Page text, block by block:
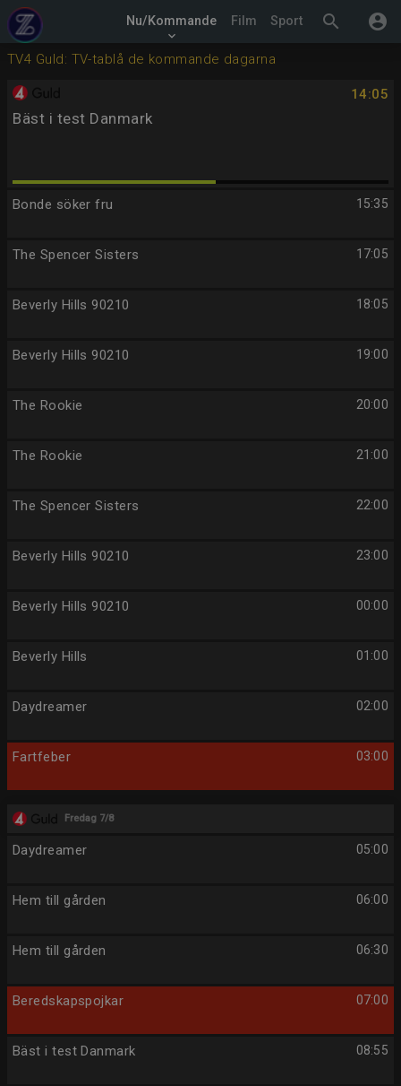
search account_circle
Nu/Kommande
keyboard_arrow_down
Film Sport
TV4 Guld: TV-tablå de kommande dagarna
14:05
Bäst i test Danmark
15:35
Bonde söker fru
17:05
The Spencer Sisters
18:05
Beverly Hills 90210
19:00
Beverly Hills 90210
20:00
The Rookie
21:00
The Rookie
22:00
The Spencer Sisters
23:00
Beverly Hills 90210
00:00
Beverly Hills 90210
01:00
Beverly Hills
02:00
Daydreamer
03:00
Fartfeber
Fredag 7/8
05:00
Daydreamer
06:00
Hem till gården
06:30
Hem till gården
07:00
Beredskapspojkar
08:55
Bäst i test Danmark